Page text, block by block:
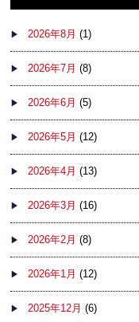
2026年8月 (1)
2026年7月 (8)
2026年6月 (5)
2026年5月 (12)
2026年4月 (13)
2026年3月 (16)
2026年2月 (8)
2026年1月 (12)
2025年12月 (6)